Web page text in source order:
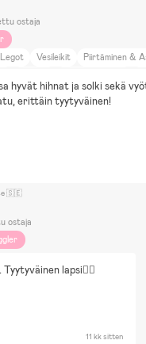
ostaja
Vesileikit Piirtäminen &
Matkustelu Maalle meno
hyvät hihnat ja solki sekä
erittäin tyytyväinen!
🇸🇪
ostaja
lapsi👍🏼
11 kk sitten